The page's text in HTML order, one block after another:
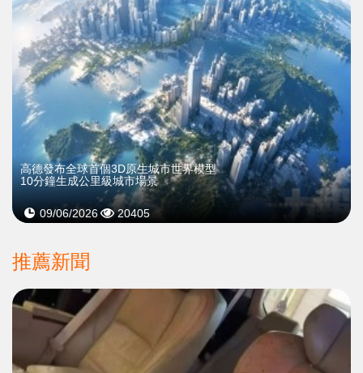
高德發布全球首個3D原生城市世界模型
10分鐘生成公里級城市場景
09/06/2026 20405
推薦新聞